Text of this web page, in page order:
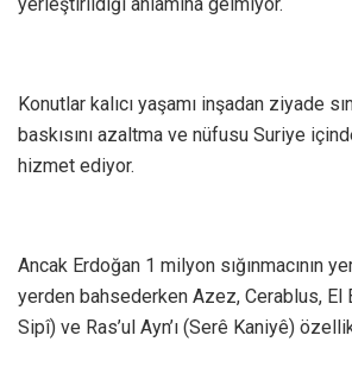
Konutlar kalıcı yaşamı inşadan ziyade
baskısını azaltma ve nüfusu Suriye
hizmet ediyor.
Ancak Erdoğan 1 milyon sığınmacının
yerden bahsederken Azez, Cerablus, El
Sipî) ve Ras’ul Ayn’ı (Serê Kaniyê)